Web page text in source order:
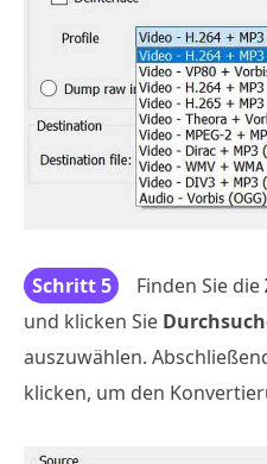
Schritt 5 Finden Sie die
und klicken Sie
auszuwählen.
klicken, um den